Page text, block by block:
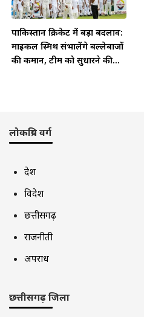
पाकिस्तान क्रिकेट में बड़ा बदलाव:
माइकल स्मिथ संभालेंगे बल्लेबाजों
की कमान, टीम को सुधारने की...
लोकप्रिय वर्ग
देश
विदेश
छत्तीसगढ़
राजनीती
अपराध
छत्तीसगढ़ जिला